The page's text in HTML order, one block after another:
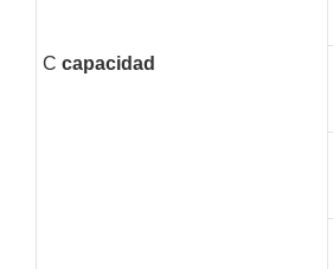
C capacidad